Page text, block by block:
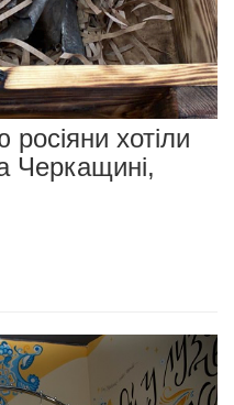
хотіли
Черкащині,